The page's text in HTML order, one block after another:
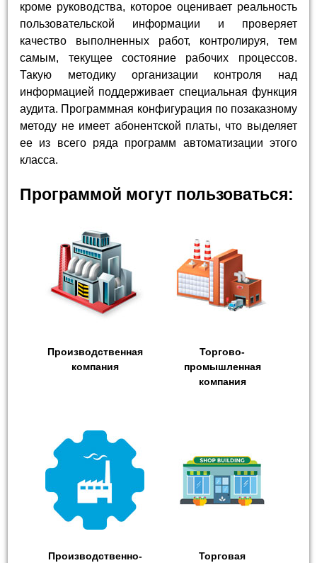
кроме руководства, которое оценивает реальность
пользовательской информации и проверяет
качество выполненных работ, контролируя, тем
самым, текущее состояние рабочих процессов.
Такую методику организации контроля над
информацией поддерживает специальная функция
аудита. Программная конфигурация по позаказному
методу не имеет абонентской платы, что выделяет
ее из всего ряда программ автоматизации этого
класса.
Программой могут пользоваться:
Производственная
компания
Торгово-
промышленная
компания
Производственно-
Торговая